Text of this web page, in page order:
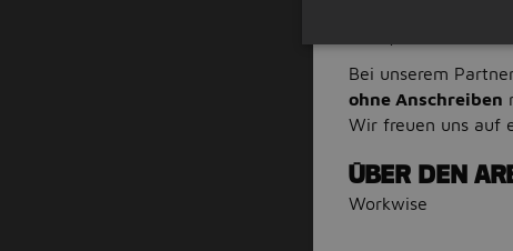
Unser Jobangebot
Bei unserem
ohne Anschreiben
Wir freuen uns auf
ÜBER DEN
Workwise